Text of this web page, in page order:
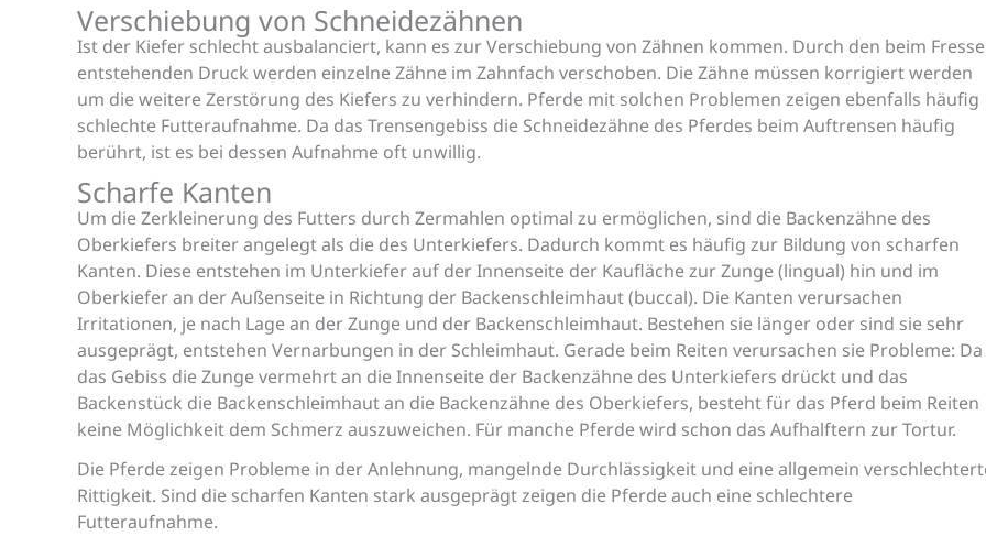
Verschiebung von Schneidezähnen
Ist der Kiefer schlecht ausbalanciert, kann es zur Verschiebung von Zähnen kommen. Durch den beim
entstehenden Druck werden einzelne Zähne im Zahnfach verschoben. Die Zähne müssen korrigiert werden
um die weitere Zerstörung des Kiefers zu verhindern. Pferde mit solchen Problemen zeigen ebenfalls häufig
schlechte Futteraufnahme. Da das Trensengebiss die Schneidezähne des Pferdes beim Auftrensen häufig
berührt, ist es bei dessen Aufnahme oft unwillig.
Scharfe Kanten
Um die Zerkleinerung des Futters durch Zermahlen optimal zu ermöglichen, sind die Backenzähne des
Oberkiefers breiter angelegt als die des Unterkiefers. Dadurch kommt es häufig zur Bildung von scharfen
Kanten. Diese entstehen im Unterkiefer auf der Innenseite der Kaufläche zur Zunge (lingual) hin und im
Oberkiefer an der Außenseite in Richtung der Backenschleimhaut (buccal). Die Kanten verursachen
Irritationen, je nach Lage an der Zunge und der Backenschleimhaut. Bestehen sie länger oder sind sie sehr
ausgeprägt, entstehen Vernarbungen in der Schleimhaut. Gerade beim Reiten verursachen sie Probleme: Da
das Gebiss die Zunge vermehrt an die Innenseite der Backenzähne des Unterkiefers drückt und das
Backenstück die Backenschleimhaut an die Backenzähne des Oberkiefers, besteht für das Pferd beim Reiten
keine Möglichkeit dem Schmerz auszuweichen. Für manche Pferde wird schon das Aufhalftern zur Tortur.
Die Pferde zeigen Probleme in der Anlehnung, mangelnde Durchlässigkeit und eine allgemein
Rittigkeit. Sind die scharfen Kanten stark ausgeprägt zeigen die Pferde auch eine schlechtere
Futteraufnahme.